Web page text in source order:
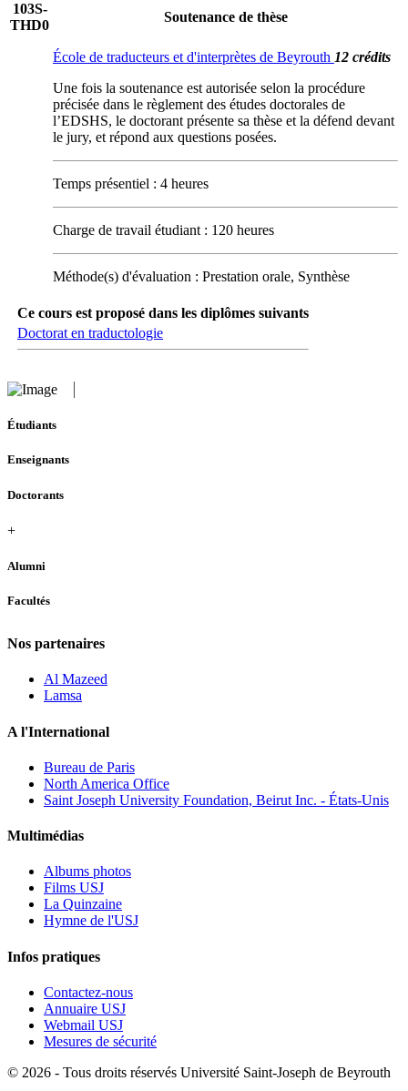
103S-
THD0
Soutenance de thèse
École de traducteurs et d'interprètes de Beyrouth 12 crédits
Une fois la soutenance est autorisée selon la procédure
précisée dans le règlement des études doctorales de
l’EDSHS, le doctorant présente sa thèse et la défend devant
le jury, et répond aux questions posées.
Temps présentiel : 4 heures
Charge de travail étudiant : 120 heures
Méthode(s) d'évaluation : Prestation orale, Synthèse
Ce cours est proposé dans les diplômes suivants
Doctorat en traductologie
Étudiants
Enseignants
Doctorants
+
Alumni
Facultés
Nos partenaires
Al Mazeed
Lamsa
A l'International
Bureau de Paris
North America Office
Saint Joseph University Foundation, Beirut Inc. - États-Unis
Multimédias
Albums photos
Films USJ
La Quinzaine
Hymne de l'USJ
Infos pratiques
Contactez-nous
Annuaire USJ
Webmail USJ
Mesures de sécurité
© 2026 - Tous droits réservés Université Saint-Joseph de Beyrouth